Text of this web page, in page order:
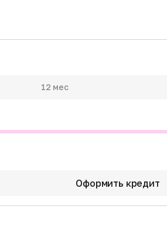
12 мес
Оформить кредит